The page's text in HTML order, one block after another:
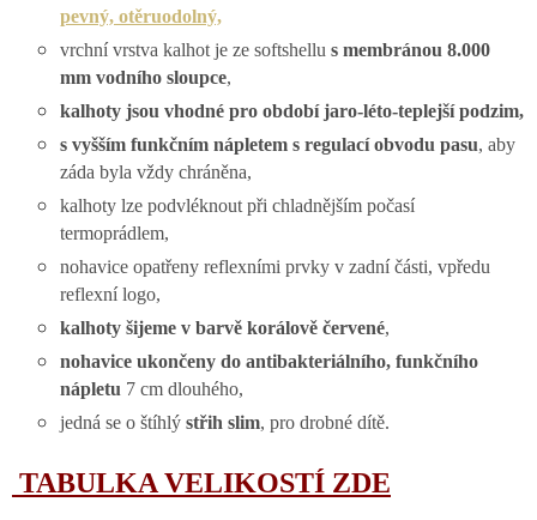
pevný, otěruodolný,
vrchní vrstva kalhot je ze softshellu s membránou 8.000
mm vodního sloupce,
kalhoty jsou vhodné pro období jaro-léto-teplejší podzim,
s vyšším funkčním nápletem s regulací obvodu pasu, aby
záda byla vždy chráněna,
kalhoty lze podvléknout při chladnějším počasí
termoprádlem,
nohavice opatřeny reflexními prvky v zadní části, vpředu
reflexní logo,
kalhoty šijeme v barvě korálově červené,
nohavice ukončeny do antibakteriálního, funkčního
nápletu 7 cm dlouhého,
jedná se o štíhlý střih slim, pro drobné dítě.
TABULKA VELIKOSTÍ ZDE